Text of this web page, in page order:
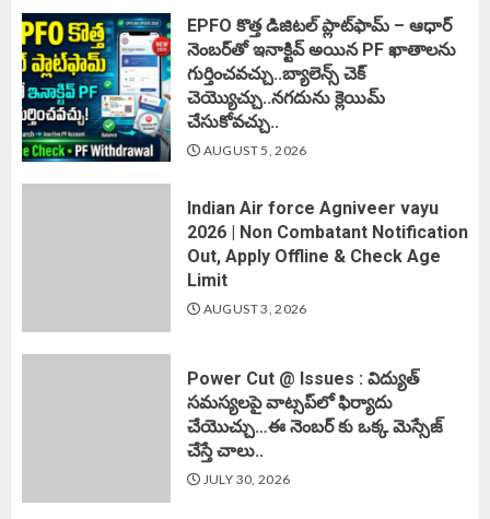
EPFO కొత్త డిజిటల్ ప్లాట్‌ఫామ్‌ – ఆధార్
నెంబర్‌తో ఇనాక్టివ్ అయిన PF ఖాతాలను
గుర్తించవచ్చు..బ్యాలెన్స్ చెక్
చెయ్యొచ్చు..నగదును క్లెయిమ్
చేసుకోవచ్చు..
AUGUST 5, 2026
Indian Air force Agniveer vayu
2026 | Non Combatant Notification
Out, Apply Offline & Check Age
Limit
AUGUST 3, 2026
Power Cut @ Issues : విద్యుత్
సమస్యలపై వాట్సప్‌లో ఫిర్యాదు
చేయొచ్చు…ఈ నెంబర్ కు ఒక్క మెస్సేజ్
చేస్తే చాలు..
JULY 30, 2026